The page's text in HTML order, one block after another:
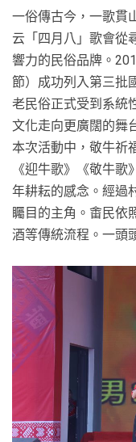
一俗傳古今，一歌貫
云「四月八」歌會從
響力的民俗品牌。
節）成功列入第三批
老民俗正式受到系統
文化走向更廣闊的舞
本次活動中，敬牛祈
《迎牛歌》《敬牛
年耕耘的感念。經過
矚目的主角。畬民依
酒等傳統流程。一頭